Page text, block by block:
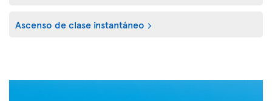
Ascenso de clase instantáneo